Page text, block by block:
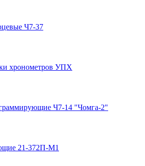
Ч7-37
хронометров УПХ
Ч7-14 "Чомга-2"
21-372П-М1